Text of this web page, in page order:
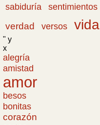
sabiduría sentimientos
verdad
versos vida
" y
x
alegría
amistad
amor
besos
bonitas
corazón